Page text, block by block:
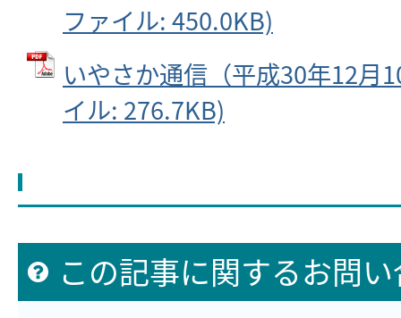
ファイル: 450.0KB)
いやさか通信（平成30年12月
イル: 276.7KB)
この記事に関するお問